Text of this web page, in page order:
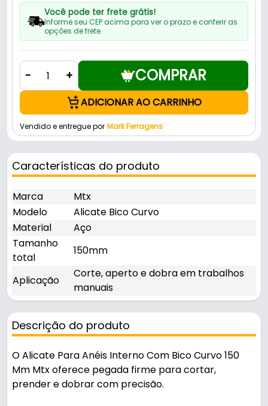
Você pode ter frete grátis!
Informe seu CEP acima para ver o prazo e conferir as
opções de frete.
- + COMPRAR
ADICIONAR AO CARRINHO
Vendido e entregue por Mark Ferragens
Características do produto
Marca
Mtx
Modelo
Alicate Bico Curvo
Material
Aço
Tamanho
total
150mm
Aplicação
Corte, aperto e dobra em trabalhos
manuais
Descrição do produto
O Alicate Para Anéis Interno Com Bico Curvo 150
Mm Mtx oferece pegada firme para cortar,
prender e dobrar com precisão.